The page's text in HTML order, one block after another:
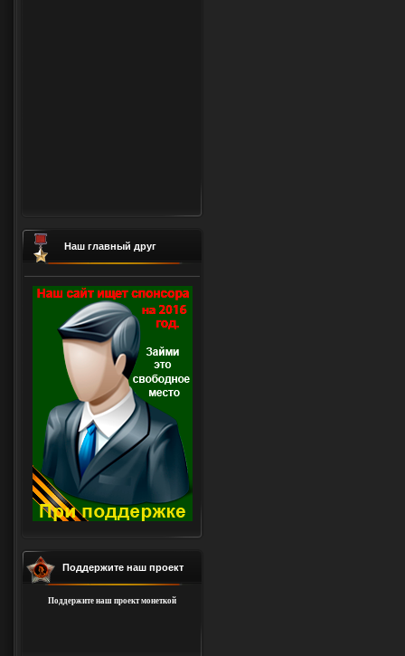
Наш главный друг
Поддержите наш проект
Поддержите наш проект монеткой